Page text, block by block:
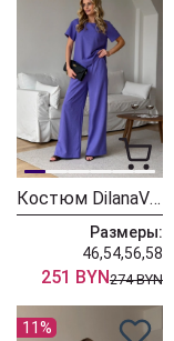
Костюм DilanaVIP 2144 сиреневый
Размеры:
46,54,56,58
251 BYN274 BYN
11%